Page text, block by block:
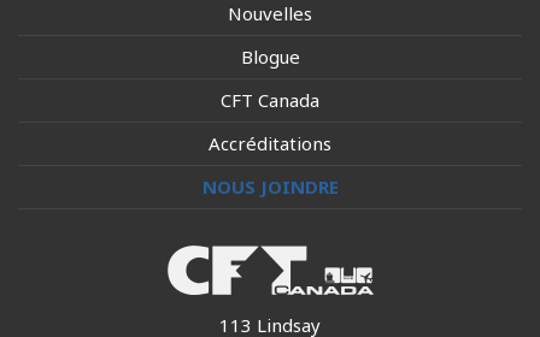
Nouvelles
Blogue
CFT Canada
Accréditations
NOUS JOINDRE
113 Lindsay